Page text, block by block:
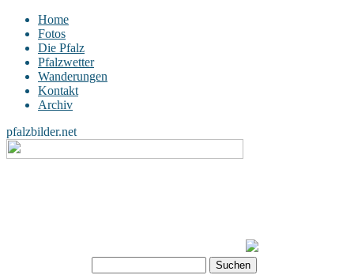
Home
Fotos
Die Pfalz
Pfalzwetter
Wanderungen
Kontakt
Archiv
pfalzbilder.net